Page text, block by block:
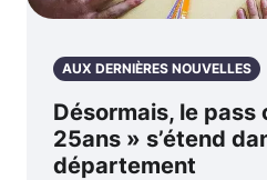
AUX DERNIÈRES NOUVELLES
Désormais, le pass
25ans » s’étend
département